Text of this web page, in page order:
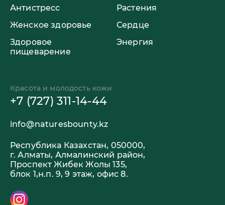
Антистресс
Женское здоровье
Здоровое
пищеварение
Растения
Сердце
Энергия
Красота и молодость кожи
+7 (727) 311-14-44
info@naturesbounty.kz
Республика Казахстан, 050000,
г. Алматы, Алмалинский район,
Проспект Жибек Жолы 135,
блок 1,н.п. 9, 9 этаж, офис 8.